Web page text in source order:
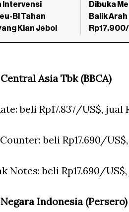
Intervensi
BI Tahan
Kian Jebol
Dibuka
Balik
Asia Tbk (BBCA)
beli Rp17.837/US$, jual
beli Rp17.690/
Notes: beli Rp17.690/
Indonesia